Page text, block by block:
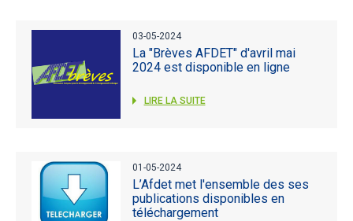
03-05-2024
La "Brèves AFDET" d'avril mai
2024 est disponible en ligne
LIRE LA SUITE
01-05-2024
L’Afdet met l'ensemble des ses
publications disponibles en
téléchargement